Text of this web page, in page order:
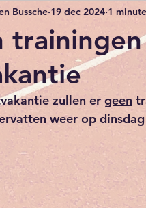
Bussche 19 dec 2024 1
zullen er geen
weer op